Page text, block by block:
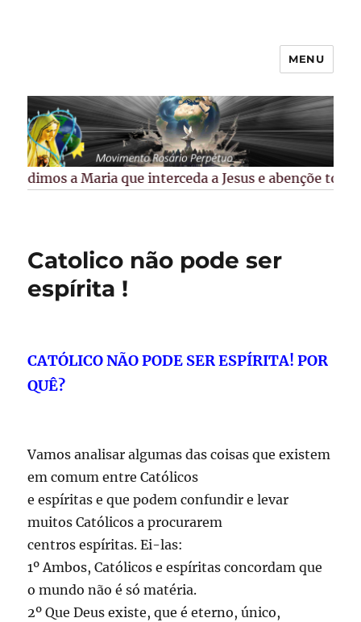
Guarapuava/PR
MENU
Pedimos a Maria que interceda a Jesus e abençõe
Catolico não pode ser
espírita !
CATÓLICO NÃO PODE SER ESPÍRITA! POR
QUÊ?
Vamos analisar algumas das coisas que existem
em comum entre Católicos
e espíritas e que podem confundir e levar
muitos Católicos a procurarem
centros espíritas. Ei-las:
1º Ambos, Católicos e espíritas concordam que
o mundo não é só matéria.
2º Que Deus existe, que é eterno, único,